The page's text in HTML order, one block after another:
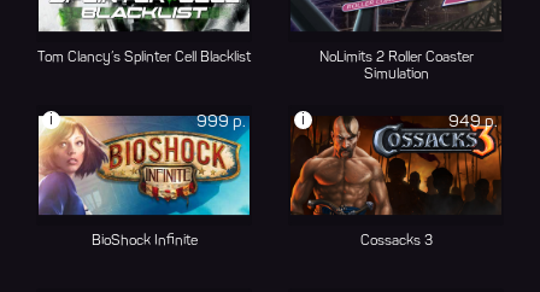
Tom Clancy’s Splinter Cell Blacklist
NoLimits 2 Roller Coaster
Simulation
999 р.
i
BioShock Infinite
949 р.
i
Cossacks 3